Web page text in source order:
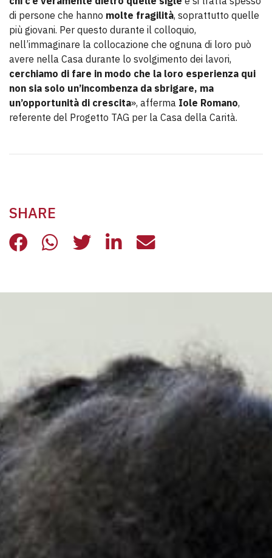
di persone che hanno molte fragilità, soprattutto quelle
più giovani. Per questo durante il colloquio,
nell’immaginare la collocazione che ognuna di loro può
avere nella Casa durante lo svolgimento dei lavori,
cerchiamo di fare in modo che la loro esperienza qui
non sia solo un’incombenza da sbrigare, ma
un’opportunità di crescita», afferma Iole Romano,
referente del Progetto TAG per la Casa della Carità.
SHARE
I PROGETTI IN AMBITO PENALE
I PROGETTI IN AMBITO
I PROGETTI IN AMBITO
I PROGETTI IN
I PROGETTI IN